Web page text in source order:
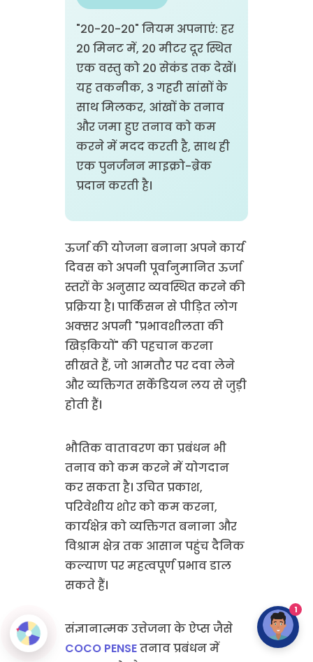
"20-20-20" नियम अपनाएं: हर
20 मिनट में, 20 मीटर दूर स्थित
एक वस्तु को 20 सेकंड तक देखें।
यह तकनीक, 3 गहरी सांसों के
साथ मिलकर, आंखों के तनाव
और जमा हुए तनाव को कम
करने में मदद करती है, साथ ही
एक पुनर्जनन माइक्रो-ब्रेक
प्रदान करती है।
ऊर्जा की योजना बनाना अपने कार्य
दिवस को अपनी पूर्वानुमानित ऊर्जा
स्तरों के अनुसार व्यवस्थित करने की
प्रक्रिया है। पार्किंसन से पीड़ित लोग
अक्सर अपनी "प्रभावशीलता की
खिड़कियों" की पहचान करना
सीखते हैं, जो आमतौर पर दवा लेने
और व्यक्तिगत सर्केडियन लय से जुड़ी
होती हैं।
भौतिक वातावरण का प्रबंधन भी
तनाव को कम करने में योगदान
कर सकता है। उचित प्रकाश,
परिवेशीय शोर को कम करना,
कार्यक्षेत्र को व्यक्तिगत बनाना और
विश्राम क्षेत्र तक आसान पहुंच दैनिक
कल्याण पर महत्वपूर्ण प्रभाव डाल
सकते हैं।
संज्ञानात्मक उत्तेजना के ऐप्स जैसे
COCO PENSEतनाव प्रबंधन में
1